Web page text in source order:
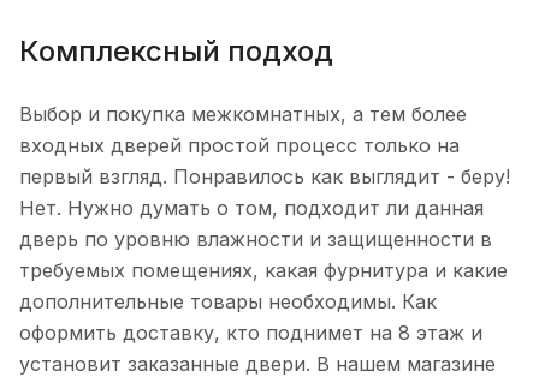
Комплексный подход
Выбор и покупка межкомнатных, а тем более
входных дверей простой процесс только на
первый взгляд. Понравилось как выглядит - беру!
Нет. Нужно думать о том, подходит ли данная
дверь по уровню влажности и защищенности в
требуемых помещениях, какая фурнитура и какие
дополнительные товары необходимы. Как
оформить доставку, кто поднимет на 8 этаж и
установит заказанные двери. В нашем магазине